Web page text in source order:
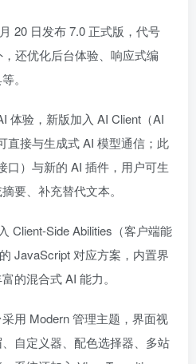
体验，新版加入 AI Client（AI
直接与生成式 AI 模型通信；此
口）与新的 AI 插件，用户可生
要、补充替代文本。
Client-Side Abilities（客户端能
JavaScript 对应方案，内置界
的混合式 AI 能力。
用 Modern 管理主题，界面视
自定义器、配色选择器、多站